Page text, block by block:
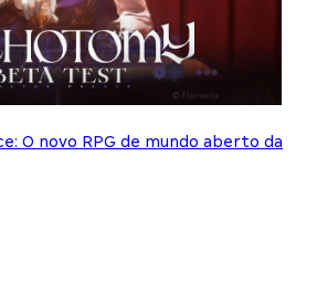
O novo RPG de mundo aberto da